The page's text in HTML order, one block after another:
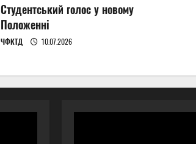
Студентський голос у новому
Положенні
ЧФКТД 10.07.2026